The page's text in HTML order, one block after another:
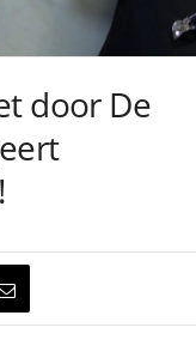
door De